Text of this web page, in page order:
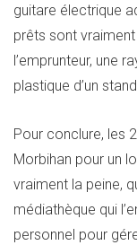
guitare électrique
prêts sont
l’emprunteur, une
plastique d’un
Pour conclure, les
Morbihan pour un
vraiment la peine,
médiathèque qui
personnel pour